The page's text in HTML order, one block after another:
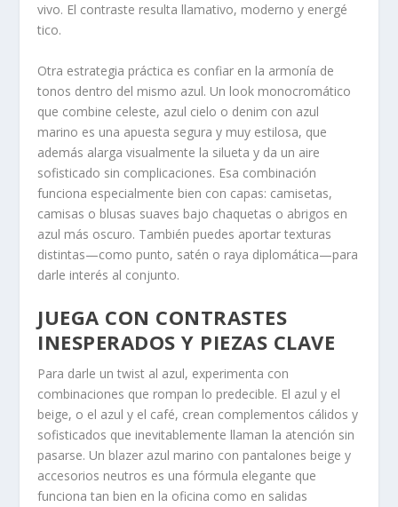
vivo. El contraste resulta llamativo, moderno y energé
tico.
Otra estrategia práctica es confiar en la armonía de
tonos dentro del mismo azul. Un look monocromático
que combine celeste, azul cielo o denim con azul
marino es una apuesta segura y muy estilosa, que
además alarga visualmente la silueta y da un aire
sofisticado sin complicaciones. Esa combinación
funciona especialmente bien con capas: camisetas,
camisas o blusas suaves bajo chaquetas o abrigos en
azul más oscuro. También puedes aportar texturas
distintas—como punto, satén o raya diplomática—para
darle interés al conjunto.
JUEGA CON CONTRASTES
INESPERADOS Y PIEZAS CLAVE
Para darle un twist al azul, experimenta con
combinaciones que rompan lo predecible. El azul y el
beige, o el azul y el café, crean complementos cálidos y
sofisticados que inevitablemente llaman la atención sin
pasarse. Un blazer azul marino con pantalones beige y
accesorios neutros es una fórmula elegante que
funciona tan bien en la oficina como en salidas